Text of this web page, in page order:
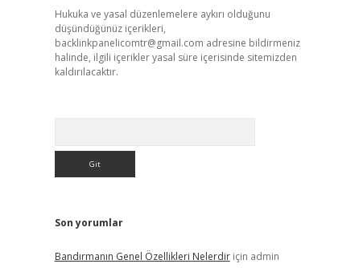
Hukuka ve yasal düzenlemelere aykırı olduğunu
düşündüğünüz içerikleri,
backlinkpanelicomtr@gmail.com adresine bildirmeniz
halinde, ilgili içerikler yasal süre içerisinde sitemizden
kaldırılacaktır.
Son yorumlar
Bandırmanın Genel Özellikleri Nelerdiriçin admin